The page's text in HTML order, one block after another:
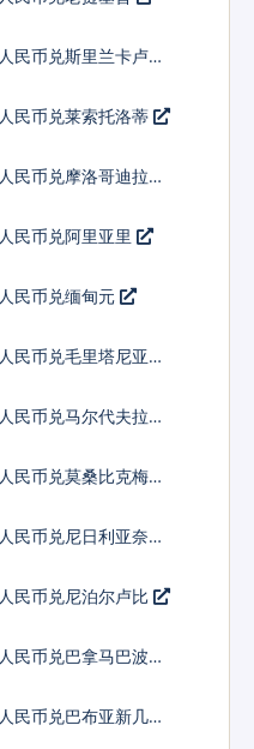
人民币兑斯里兰卡卢比
人民币兑莱索托洛蒂
人民币兑摩洛哥迪拉姆
人民币兑阿里亚里
人民币兑缅甸元
人民币兑毛里塔尼亚乌
人民币兑马尔代夫拉菲
人民币兑莫桑比克梅蒂
人民币兑尼日利亚奈拉
人民币兑尼泊尔卢比
人民币兑巴拿马巴波亚
人民币兑巴布亚新几内